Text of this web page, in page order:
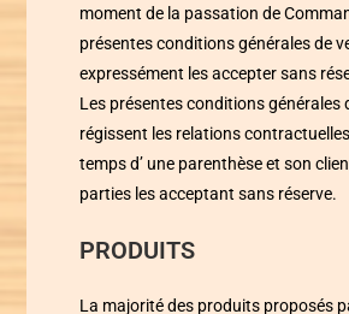
moment de la passation de
présentes conditions générales de
expressément les accepter sans
Les présentes conditions générales
régissent les relations
temps d’ une parenthèseet son
parties les acceptant sans réserve.
PRODUITS
La majorité des produits proposés